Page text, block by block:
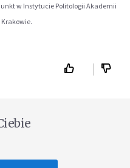
w Instytucie Politologii Akademii